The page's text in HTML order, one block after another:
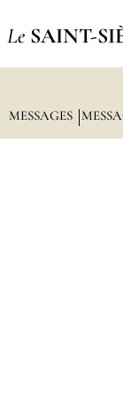
Le SAINT-
MESSAGES